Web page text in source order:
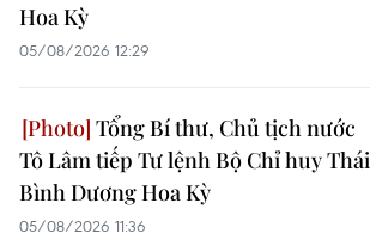
Hoa Kỳ
05/08/2026 12:29
Tổng Bí thư, Chủ tịch nước
Tô Lâm tiếp Tư lệnh Bộ Chỉ huy Thái
Bình Dương Hoa Kỳ
05/08/2026 11:36